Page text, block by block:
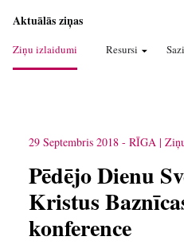
Aktuālās ziņas
Ziņu izlaidumi Resursi
29 Septembris 2018 - RĪGA
Pēdējo Dienu
Kristus
konference